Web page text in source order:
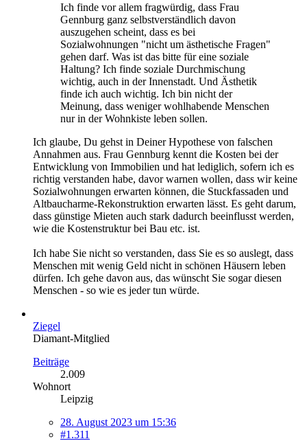
Ich finde vor allem fragwürdig, dass Frau
Gennburg ganz selbstverständlich davon
auszugehen scheint, dass es bei
Sozialwohnungen "nicht um ästhetische Fragen"
gehen darf. Was ist das bitte für eine soziale
Haltung? Ich finde soziale Durchmischung
wichtig, auch in der Innenstadt. Und Ästhetik
finde ich auch wichtig. Ich bin nicht der
Meinung, dass weniger wohlhabende Menschen
nur in der Wohnkiste leben sollen.
Ich glaube, Du gehst in Deiner Hypothese von falschen
Annahmen aus. Frau Gennburg kennt die Kosten bei der
Entwicklung von Immobilien und hat lediglich, sofern ich es
richtig verstanden habe, davor warnen wollen, dass wir keine
Sozialwohnungen erwarten können, die Stuckfassaden und
Altbaucharme-Rekonstruktion erwarten lässt. Es geht darum,
dass günstige Mieten auch stark dadurch beeinflusst werden,
wie die Kostenstruktur bei Bau etc. ist.
Ich habe Sie nicht so verstanden, dass Sie es so auslegt, dass
Menschen mit wenig Geld nicht in schönen Häusern leben
dürfen. Ich gehe davon aus, das wünscht Sie sogar diesen
Menschen - so wie es jeder tun würde.
Ziegel
Diamant-Mitglied
Beiträge
2.009
Wohnort
Leipzig
28. August 2023 um 15:36
#1.311